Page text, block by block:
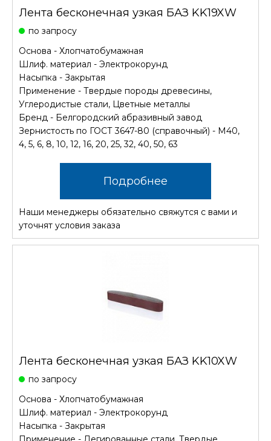
Лента бесконечная узкая БАЗ KK19XW
по запросу
Основа - Хлопчатобумажная
Шлиф. материал - Электрокорунд
Насыпка - Закрытая
Применение - Твердые породы древесины,
Углеродистые стали, Цветные металлы
Бренд - Белгородский абразивный завод
Зернистость по ГОСТ 3647-80 (справочный) - М40,
4, 5, 6, 8, 10, 12, 16, 20, 25, 32, 40, 50, 63
Подробнее
Наши менеджеры обязательно свяжутся с вами и
уточнят условия заказа
Лента бесконечная узкая БАЗ KK10XW
по запросу
Основа - Хлопчатобумажная
Шлиф. материал - Электрокорунд
Насыпка - Закрытая